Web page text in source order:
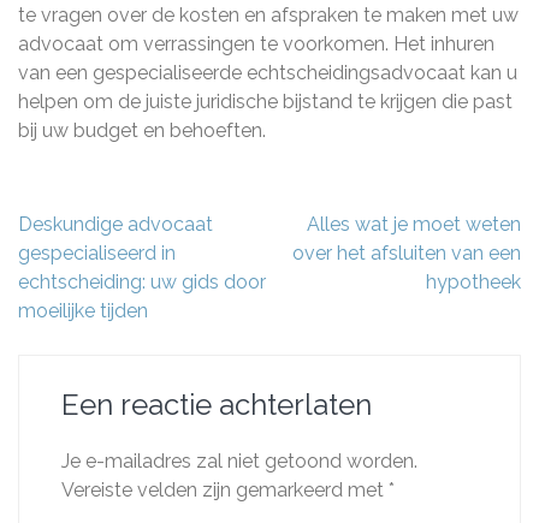
te vragen over de kosten en afspraken te maken met uw
advocaat om verrassingen te voorkomen. Het inhuren
van een gespecialiseerde echtscheidingsadvocaat kan u
helpen om de juiste juridische bijstand te krijgen die past
bij uw budget en behoeften.
Berichtnavigatie
Deskundige advocaat
gespecialiseerd in
echtscheiding: uw gids door
moeilijke tijden
Alles wat je moet weten
over het afsluiten van een
hypotheek
Een reactie achterlaten
Je e-mailadres zal niet getoond worden.
Vereiste velden zijn gemarkeerd met *